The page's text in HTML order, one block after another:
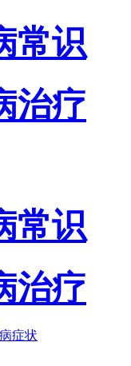
常识
治疗
常识
治疗
症状